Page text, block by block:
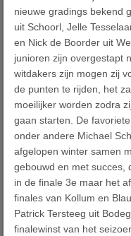
nieuwe gradings bekend
uit Schoorl, Jelle
en Nick de Boorder uit
junioren zijn overgestapt
witdakers zijn mogen zij
de punten te rijden, het
moeilijker worden zodra
gaan starten. De
onder andere Michael
afgelopen winter samen
gebouwd en met succes,
in de finale 3e maar het
finales van Kollum en
Patrick Tersteeg uit
finalewinst van het